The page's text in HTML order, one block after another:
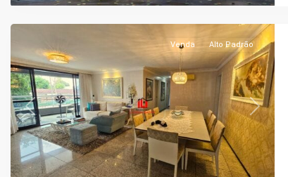
Manaus
Previous Next
Venda Alto Padrão
Dom
Pedro,